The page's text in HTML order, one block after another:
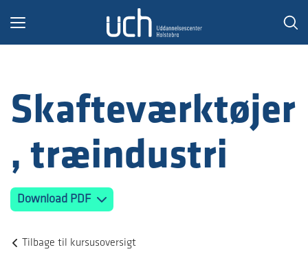
Toggle
Skafteværktøjer
, træindustri
Download PDF
Tilbage til kursusoversigt